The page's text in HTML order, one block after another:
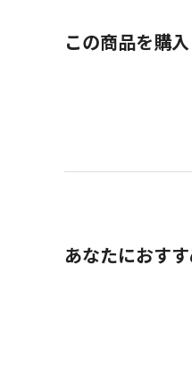
この商品を購
あなたにおす